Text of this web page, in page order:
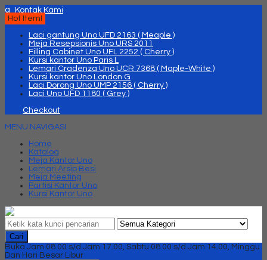
q
Kontak Kami
Hot Item!
Laci gantung Uno UFD 2163 ( Meaple )
Meja Resepsionis Uno URS 2011
Filling Cabinet Uno UFL 2252 ( Cherry )
Kursi kantor Uno Paris L
Lemari Cradenza Uno UCR 7368 ( Maple-White )
Kursi kantor Uno London G
Laci Dorong Uno UMP 2156 ( Cherry )
Laci Uno UFD 1180 ( Grey )
Checkout
MENU NAVIGASI
Home
Katalog
Meja Kantor Uno
Lemari Arsip Besi
Meja Meeting
Partisi Kantor Uno
Kursi Kantor Uno
Cari
Buka Jam 08.00 s/d Jam 17.00, Sabtu 08.00 s/d Jam 14.00, Minggu
Dan Hari Besar Libur